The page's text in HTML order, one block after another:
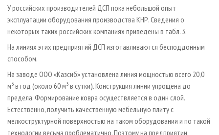
У российских производителей ДСП пока небольшой опыт
эксплуатации оборудования производства КНР. Сведения о
некоторых таких российских компаниях приведены в табл. 3.
На линиях этих предприятий ДСП изготавливаются бесподдонным
способом.
На заводе ООО «Казсиб» установлена линия мощностью всего 20,0
м3 в год (около 60 м3 в сутки). Конструкция линии упрощена до
предела. Формирование ковра осуществляется в один слой.
Естественно, получить качественную мебельную плиту с
мелкоструктурной поверхностью на таком оборудовании и по такой
технологии весьма проблематично. Поэтому на предприятии